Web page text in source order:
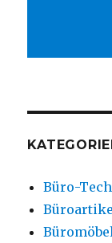
Büro-
Büromöbel